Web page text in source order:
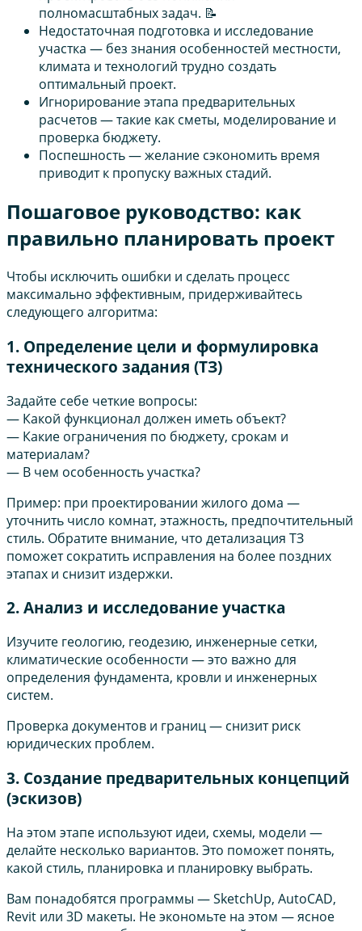
полномасштабных задач. 📝
Недостаточная подготовка и исследование
участка — без знания особенностей местности,
климата и технологий трудно создать
оптимальный проект.
Игнорирование этапа предварительных
расчетов — такие как сметы, моделирование и
проверка бюджету.
Поспешность — желание сэкономить время
приводит к пропуску важных стадий.
Пошаговое руководство: как
правильно планировать проект
Чтобы исключить ошибки и сделать процесс
максимально эффективным, придерживайтесь
следующего алгоритма:
1. Определение цели и формулировка
технического задания (ТЗ)
Задайте себе четкие вопросы:
— Какой функционал должен иметь объект?
— Какие ограничения по бюджету, срокам и
материалам?
— В чем особенность участка?
Пример: при проектировании жилого дома —
уточнить число комнат, этажность, предпочтительный
стиль. Обратите внимание, что детализация ТЗ
поможет сократить исправления на более поздних
этапах и снизит издержки.
2. Анализ и исследование участка
Изучите геологию, геодезию, инженерные сетки,
климатические особенности — это важно для
определения фундамента, кровли и инженерных
систем.
Проверка документов и границ — снизит риск
юридических проблем.
3. Создание предварительных концепций
(эскизов)
На этом этапе используют идеи, схемы, модели —
делайте несколько вариантов. Это поможет понять,
какой стиль, планировка и планировку выбрать.
Вам понадобятся программы — SketchUp, AutoCAD,
Revit или 3D макеты. Не экономьте на этом — ясное